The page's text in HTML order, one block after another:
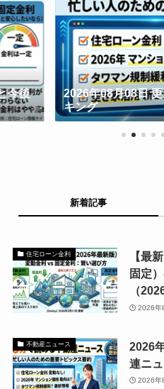
2026年08月08日 更新の不
キング
新着記事
住宅ローン金利
【最
固定
（
2026年
不動産ニュース
2026
連ニ
2026年